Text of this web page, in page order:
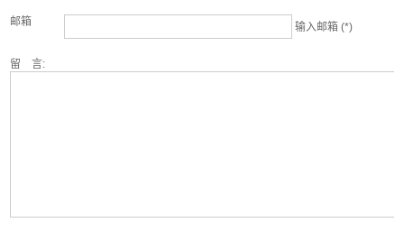
邮箱 输入邮箱 (*)
留 言: